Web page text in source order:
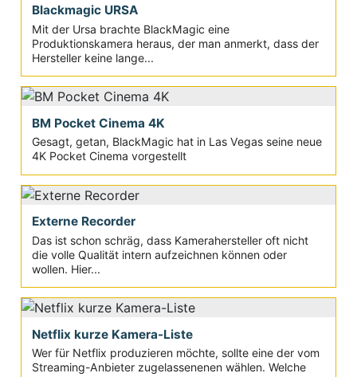
Blackmagic URSA
Mit der Ursa brachte BlackMagic eine
Produktionskamera heraus, der man anmerkt, dass der
Hersteller keine lange...
BM Pocket Cinema 4K
Gesagt, getan, BlackMagic hat in Las Vegas seine neue
4K Pocket Cinema vorgestellt
Externe Recorder
Das ist schon schräg, dass Kamerahersteller oft nicht
die volle Qualität intern aufzeichnen können oder
wollen. Hier...
Netflix kurze Kamera-Liste
Wer für Netflix produzieren möchte, sollte eine der vom
Streaming-Anbieter zugelassenenen wählen. Welche